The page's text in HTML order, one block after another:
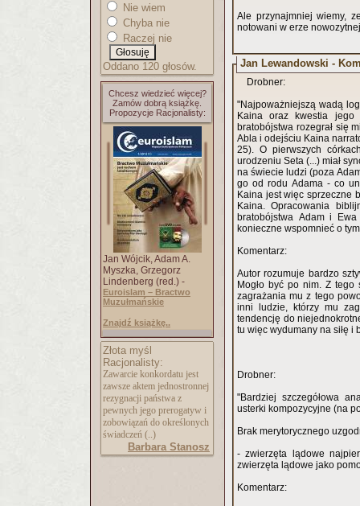
Nie wiem
Chyba nie
Raczej nie
Oddano 120 głosów.
Chcesz wiedzieć więcej?
Zamów dobrą książkę.
Propozycje Racjonalisty:
Jan Wójcik, Adam A.
Myszka, Grzegorz
Lindenberg (red.) -
Euroislam – Bractwo
Muzułmańskie
Znajdź książkę..
Złota myśl
Racjonalisty:
Zawarcie konkordatu jest
zawsze aktem jednostronnej
rezygnacji państwa z
pewnych jego prerogatyw i
zobowiązań do określonych
świadczeń (..)
Barbara Stanosz
Ale przynajmniej wiemy,
notowani w erze
Jan Lewandowski -
Drobner:
"Najpoważniejszą wadą
Kaina oraz kwestia jego
bratobójstwa rozegrał się
Abla i odejściu Kaina
25). O pierwszych
urodzeniu Seta (...) miał
na świecie ludzi (poza
go od rodu Adama - co
Kaina jest więc sprzeczne
Kaina. Opracowania
bratobójstwa Adam i
konieczne wspomnieć o
Komentarz:
Autor rozumuje bardzo
Mogło być po nim. Z
zagrażania mu z tego
inni ludzie, którzy mu
tendencję do
tu więc wydumany na siłę
Drobner:
"Bardziej szczegółowa
usterki kompozycyjne (na
Brak merytorycznego
- zwierzęta lądowe
zwierzęta lądowe jako
Komentarz: